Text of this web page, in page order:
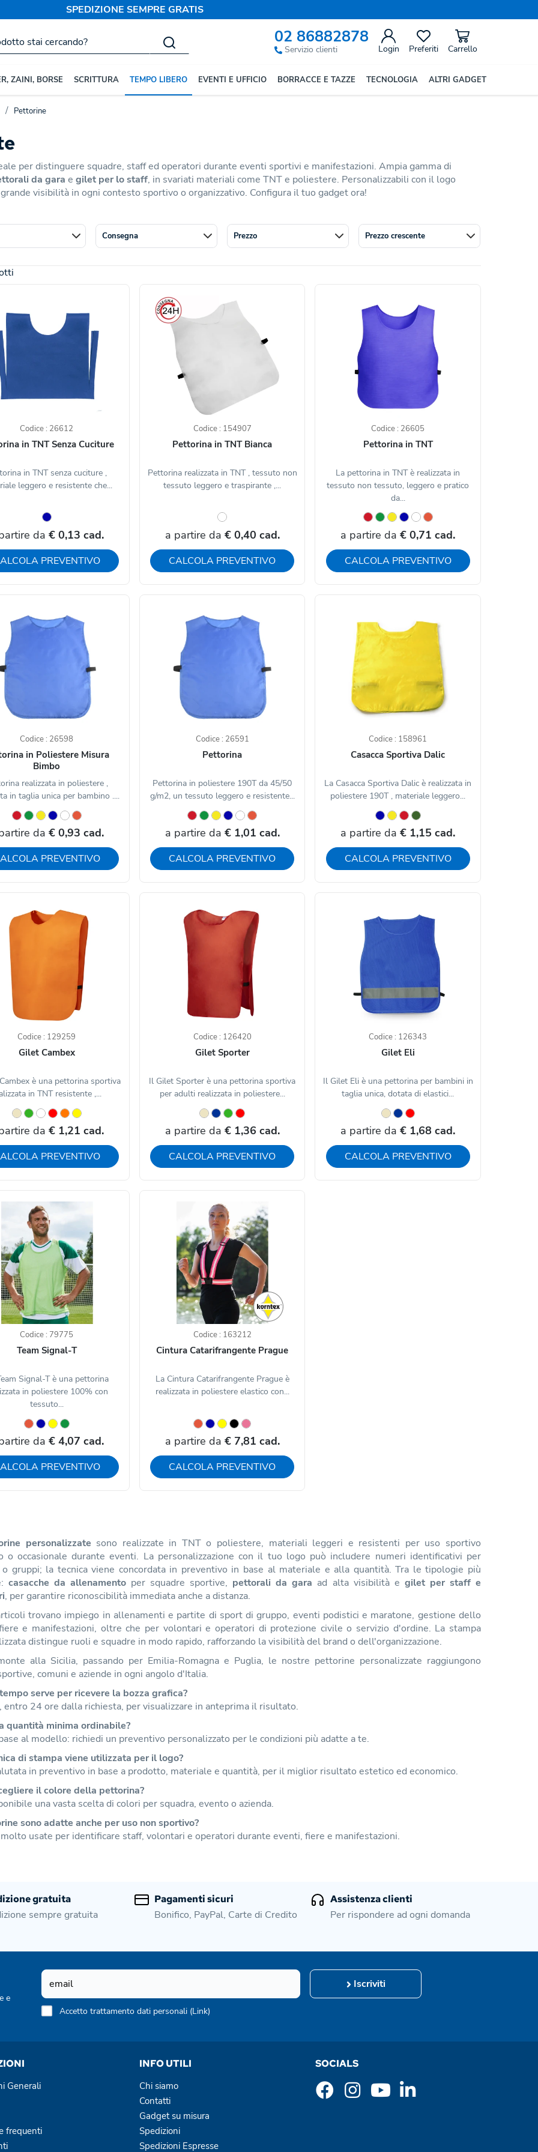
SPEDIZIONE SEMPRE GRATIS
02 86882878
Servizio clienti Login Preferiti Carrello
ZAINI, BORSE SCRITTURA TEMPO LIBERO EVENTI E UFFICIO BORRACCE E TAZZE TECNOLOGIA ALTRI GADGET
Pettorine
per distinguere squadre, staff ed operatori durante eventi sportivi e manifestazioni. Ampia gamma di
da gara e gilet per lo staff, in svariati materiali come TNT e poliestere. Personalizzabili con il logo
visibilità in ogni contesto sportivo o organizzativo. Configura il tuo gadget ora!
Consegna Prezzo Prezzo crescente
Codice : 26612
in TNT Senza Cuciture
in TNT senza cuciture ,
leggero e resistente che...
da € 0,13 cad.
PREVENTIVO
Codice : 154907
Pettorina in TNT Bianca
Pettorina realizzata in TNT , tessuto non
tessuto leggero e traspirante ,...
a partire da € 0,40 cad.
CALCOLA PREVENTIVO
Codice : 26605
Pettorina in TNT
La pettorina in TNT è realizzata in
tessuto non tessuto, leggero e pratico
da...
a partire da € 0,71 cad.
CALCOLA PREVENTIVO
Codice : 26598
in Poliestere Misura
Bimbo
realizzata in poliestere ,
in taglia unica per bambino ....
da € 0,93 cad.
PREVENTIVO
Codice : 26591
Pettorina
Pettorina in poliestere 190T da 45/50
g/m2, un tessuto leggero e resistente...
a partire da € 1,01 cad.
CALCOLA PREVENTIVO
Codice : 158961
Casacca Sportiva Dalic
La Casacca Sportiva Dalic è realizzata in
poliestere 190T , materiale leggero...
a partire da € 1,15 cad.
CALCOLA PREVENTIVO
Codice : 129259
Gilet Cambex
è una pettorina sportiva
in TNT resistente ,...
da € 1,21 cad.
PREVENTIVO
Codice : 126420
Gilet Sporter
Il Gilet Sporter è una pettorina sportiva
per adulti realizzata in poliestere...
a partire da € 1,36 cad.
CALCOLA PREVENTIVO
Codice : 126343
Gilet Eli
Il Gilet Eli è una pettorina per bambini in
taglia unica, dotata di elastici...
a partire da € 1,68 cad.
CALCOLA PREVENTIVO
Codice : 79775
Team Signal-T
Signal-T è una pettorina
in poliestere 100% con
tessuto...
da € 4,07 cad.
PREVENTIVO
Codice : 163212
Cintura Catarifrangente Prague
La Cintura Catarifrangente Prague è
realizzata in poliestere elastico con...
a partire da € 7,81 cad.
CALCOLA PREVENTIVO
personalizzate sono realizzate in TNT o poliestere, materiali leggeri e resistenti per uso sportivo
o occasionale durante eventi. La personalizzazione con il tuo logo può includere numeri identificativi per
o gruppi; la tecnica viene concordata in preventivo in base al materiale e alla quantità. Tra le tipologie più
casacche da allenamentoper squadre sportive, pettorali da gara ad alta visibilità e gilet per staff e
, per garantire riconoscibilità immediata anche a distanza.
trovano impiego in allenamenti e partite di sport di gruppo, eventi podistici e maratone, gestione dello
e manifestazioni, oltre che per volontari e operatori di protezione civile o servizio d'ordine. La stampa
distingue ruoli e squadre in modo rapido, rafforzando la visibilità del brand o dell'organizzazione.
alla Sicilia, passando per Emilia-Romagna e Puglia, le nostre pettorine personalizzate raggiungono
comuni e aziende in ogni angolo d'Italia.
serve per ricevere la bozza grafica?
entro 24 ore dalla richiesta, per visualizzare in anteprima il risultato.
quantità minima ordinabile?
al modello: richiedi un preventivo personalizzato per le condizioni più adatte a te.
di stampa viene utilizzata per il logo?
in preventivo in base a prodotto, materiale e quantità, per il miglior risultato estetico ed economico.
il colore della pettorina?
una vasta scelta di colori per squadra, evento o azienda.
sono adatte anche per uso non sportivo?
usate per identificare staff, volontari e operatori durante eventi, fiere e manifestazioni.
gratuita
sempre gratuita
Pagamenti sicuri
Bonifico, PayPal, Carte di Credito
Assistenza clienti
Per rispondere ad ogni domanda
e
Iscriviti
Accetto trattamento dati personali (Link)
Generali
frequenti
INFO UTILI
Chi siamo
Contatti
Gadget su misura
Spedizioni
Spedizioni Espresse
SOCIALS